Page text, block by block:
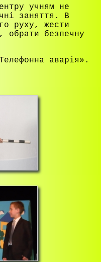
учням не
заняття. В
руху, жести
обрати безпечну
аварія».